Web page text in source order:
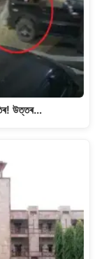
উত্তৰ…